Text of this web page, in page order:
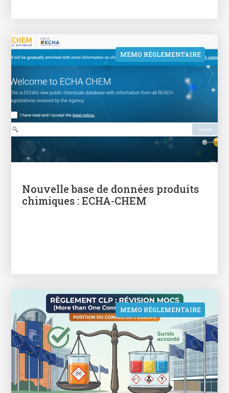
MEMO RÉGLEMENTAIRE
Nouvelle base de données produits
chimiques : ECHA-CHEM
MEMO RÉGLEMENTAIRE